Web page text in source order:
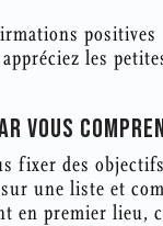
positives
les
VOUS
fixer des
une liste et
en premier lieu,